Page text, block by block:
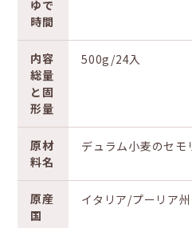
ゆで
時間
内容
総量
と固
形量
500g/24入
原材
料名
デュラム小麦のセモ
原産
国
イタリア/プーリア州